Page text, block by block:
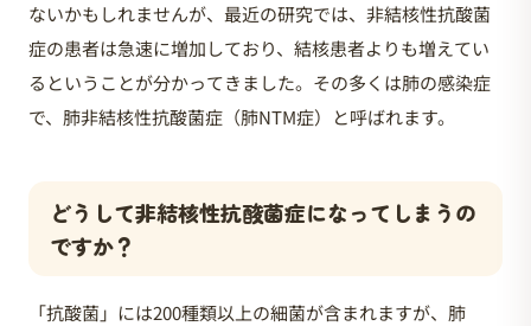
ないかもしれませんが、最近の研究では、非結核性抗酸菌
症の患者は急速に増加しており、結核患者よりも増えてい
るということが分かってきました。その多くは肺の感染症
で、肺非結核性抗酸菌症（肺NTM症）と呼ばれます。
どうして非結核性抗酸菌症になってしまうの
ですか？
「抗酸菌」には200種類以上の細菌が含まれますが、肺